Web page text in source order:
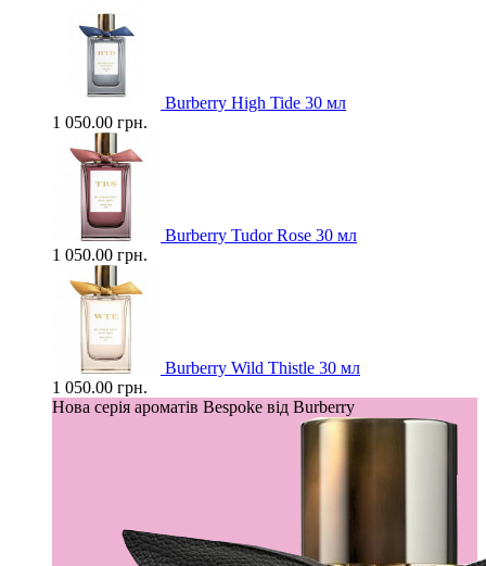
Burberry High Tide 30 мл
1 050.00 грн.
Burberry Tudor Rose 30 мл
1 050.00 грн.
Burberry Wild Thistle 30 мл
1 050.00 грн.
Нова серія ароматів Bespoke від Burberry